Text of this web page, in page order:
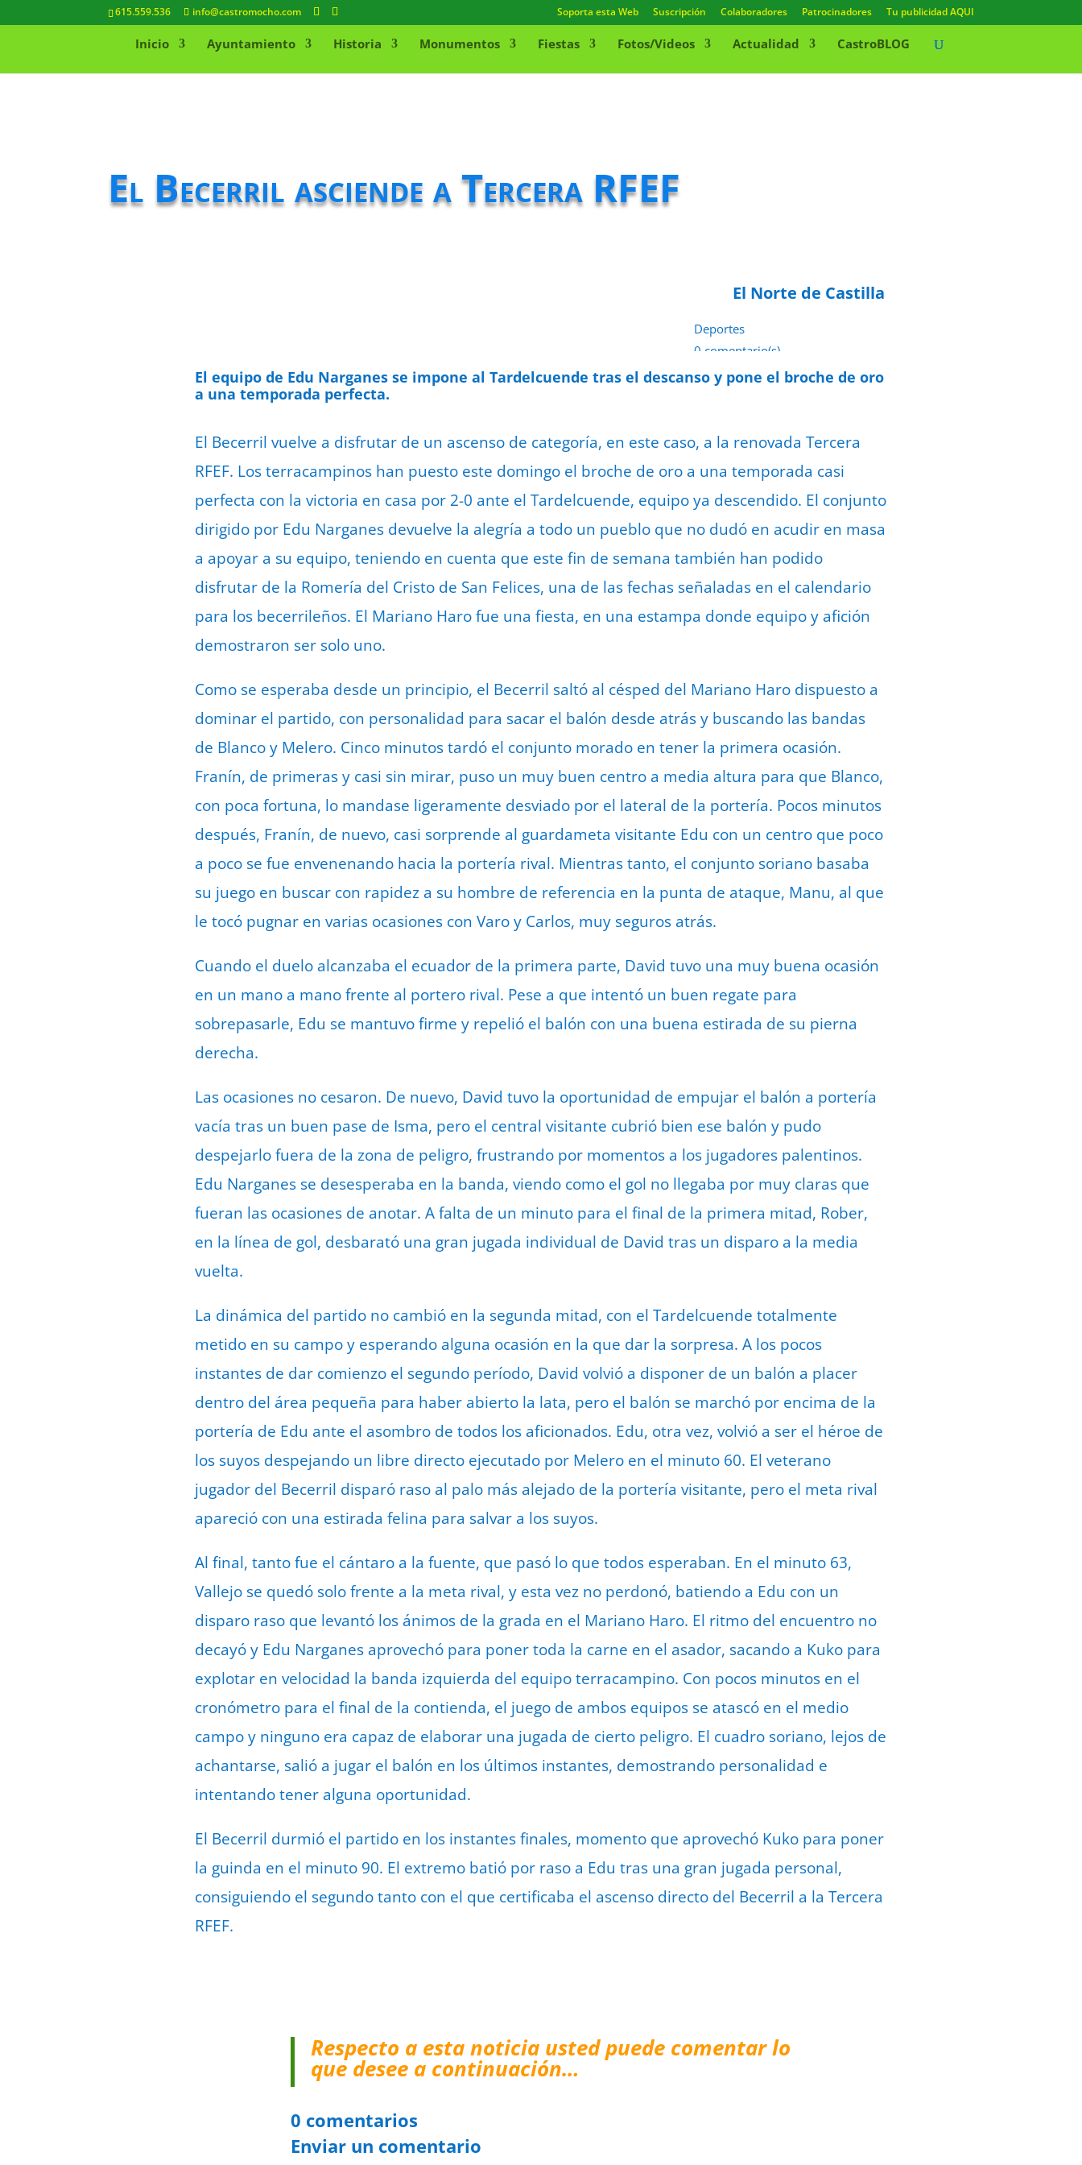
615.559.536 info@castromocho.com Soporta esta Web Suscripción Colaboradores Patrocinadores Tu publicidad AQUI
Inicio Ayuntamiento Historia Monumentos Fiestas Fotos/Videos Actualidad CastroBLOG
El Becerril asciende a Tercera RFEF
El Norte de Castilla
Deportes
0 comentario(s)
29 de mayo de 2022
El equipo de Edu Narganes se impone al Tardelcuende tras el descanso y pone el broche de oro
a una temporada perfecta.
El Becerril vuelve a disfrutar de un ascenso de categoría, en este caso, a la renovada Tercera
RFEF. Los terracampinos han puesto este domingo el broche de oro a una temporada casi
perfecta con la victoria en casa por 2-0 ante el Tardelcuende, equipo ya descendido. El conjunto
dirigido por Edu Narganes devuelve la alegría a todo un pueblo que no dudó en acudir en masa
a apoyar a su equipo, teniendo en cuenta que este fin de semana también han podido
disfrutar de la Romería del Cristo de San Felices, una de las fechas señaladas en el calendario
para los becerrileños. El Mariano Haro fue una fiesta, en una estampa donde equipo y afición
demostraron ser solo uno.
Como se esperaba desde un principio, el Becerril saltó al césped del Mariano Haro dispuesto a
dominar el partido, con personalidad para sacar el balón desde atrás y buscando las bandas
de Blanco y Melero. Cinco minutos tardó el conjunto morado en tener la primera ocasión.
Franín, de primeras y casi sin mirar, puso un muy buen centro a media altura para que Blanco,
con poca fortuna, lo mandase ligeramente desviado por el lateral de la portería. Pocos minutos
después, Franín, de nuevo, casi sorprende al guardameta visitante Edu con un centro que poco
a poco se fue envenenando hacia la portería rival. Mientras tanto, el conjunto soriano basaba
su juego en buscar con rapidez a su hombre de referencia en la punta de ataque, Manu, al que
le tocó pugnar en varias ocasiones con Varo y Carlos, muy seguros atrás.
Cuando el duelo alcanzaba el ecuador de la primera parte, David tuvo una muy buena ocasión
en un mano a mano frente al portero rival. Pese a que intentó un buen regate para
sobrepasarle, Edu se mantuvo firme y repelió el balón con una buena estirada de su pierna
derecha.
Las ocasiones no cesaron. De nuevo, David tuvo la oportunidad de empujar el balón a portería
vacía tras un buen pase de Isma, pero el central visitante cubrió bien ese balón y pudo
despejarlo fuera de la zona de peligro, frustrando por momentos a los jugadores palentinos.
Edu Narganes se desesperaba en la banda, viendo como el gol no llegaba por muy claras que
fueran las ocasiones de anotar. A falta de un minuto para el final de la primera mitad, Rober,
en la línea de gol, desbarató una gran jugada individual de David tras un disparo a la media
vuelta.
La dinámica del partido no cambió en la segunda mitad, con el Tardelcuende totalmente
metido en su campo y esperando alguna ocasión en la que dar la sorpresa. A los pocos
instantes de dar comienzo el segundo período, David volvió a disponer de un balón a placer
dentro del área pequeña para haber abierto la lata, pero el balón se marchó por encima de la
portería de Edu ante el asombro de todos los aficionados. Edu, otra vez, volvió a ser el héroe de
los suyos despejando un libre directo ejecutado por Melero en el minuto 60. El veterano
jugador del Becerril disparó raso al palo más alejado de la portería visitante, pero el meta rival
apareció con una estirada felina para salvar a los suyos.
Al final, tanto fue el cántaro a la fuente, que pasó lo que todos esperaban. En el minuto 63,
Vallejo se quedó solo frente a la meta rival, y esta vez no perdonó, batiendo a Edu con un
disparo raso que levantó los ánimos de la grada en el Mariano Haro. El ritmo del encuentro no
decayó y Edu Narganes aprovechó para poner toda la carne en el asador, sacando a Kuko para
explotar en velocidad la banda izquierda del equipo terracampino. Con pocos minutos en el
cronómetro para el final de la contienda, el juego de ambos equipos se atascó en el medio
campo y ninguno era capaz de elaborar una jugada de cierto peligro. El cuadro soriano, lejos de
achantarse, salió a jugar el balón en los últimos instantes, demostrando personalidad e
intentando tener alguna oportunidad.
El Becerril durmió el partido en los instantes finales, momento que aprovechó Kuko para poner
la guinda en el minuto 90. El extremo batió por raso a Edu tras una gran jugada personal,
consiguiendo el segundo tanto con el que certificaba el ascenso directo del Becerril a la Tercera
RFEF.
Respecto a esta noticia usted puede comentar lo
que desee a continuación…
0 comentarios
Enviar un comentario